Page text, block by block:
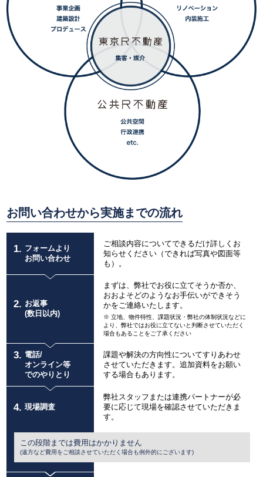
お問い合わせから実施までの流れ
1. フォームより
お問い合わせ
ご相談内容についてできるだけ詳しくお
知らせください（できれば写真や図面等
も）。
2. お返事
(数日以内)
まずは、弊社でお役に立てそうか否か、
おおよそどのようなお手伝いができそう
かをご連絡いたします。
※ 立地、物件特性、課題状況・弊社の体制状況などに
より、弊社ではお役に立てないと判断させていただく
場合もあることをご了承ください
3. 電話/
オンライン等
でのやりとり
課題や解決の方向性についてすりあわせ
させていただきます。追加資料をお願い
する場合もあります。
4. 現場調査
この段階までは費用はかかりません
(遠方など費用をご相談させていただく場合も例外的にございます)
弊社スタッフまたは連携パートナーが必
要に応じて現場を確認させていただきま
す。